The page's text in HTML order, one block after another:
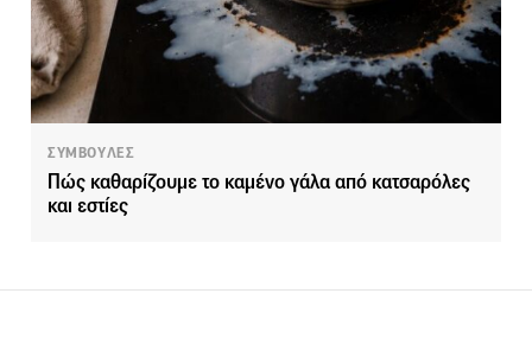
ΣΥΜΒΟΥΛΕΣ
Πώς καθαρίζουμε το καμένο γάλα από κατσαρόλες
και εστίες